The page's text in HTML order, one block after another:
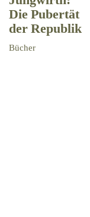
Die Pubertät
der Republik
Bücher